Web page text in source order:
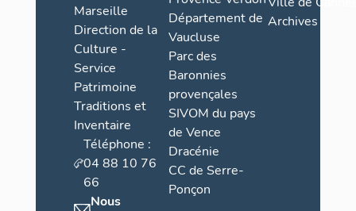
Marseille
Direction de la
Culture -
Service
Patrimoine
Traditions et
Inventaire
Téléphone :
04 88 10 76
66
Nous
Département de
Vaucluse
Parc des
Baronnies
provençales
SIVOM du pays
de Vence
Dracénie
CC de Serre-
Ponçon
Archives